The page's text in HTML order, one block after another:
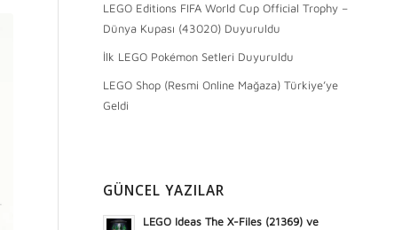
LEGO Editions FIFA World Cup Official Trophy –
Dünya Kupası (43020) Duyuruldu
İlk LEGO Pokémon Setleri Duyuruldu
LEGO Shop (Resmi Online Mağaza) Türkiye’ye
Geldi
GÜNCEL YAZILAR
LEGO Ideas The X-Files (21369) ve